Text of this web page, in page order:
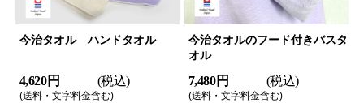
今治タオル ハンドタオル
4,620 円 (税込)
(送料・文字料金含む)
今治タオルのフード付きバスタ
オル
7,480 円 (税込)
(送料・文字料金含む)